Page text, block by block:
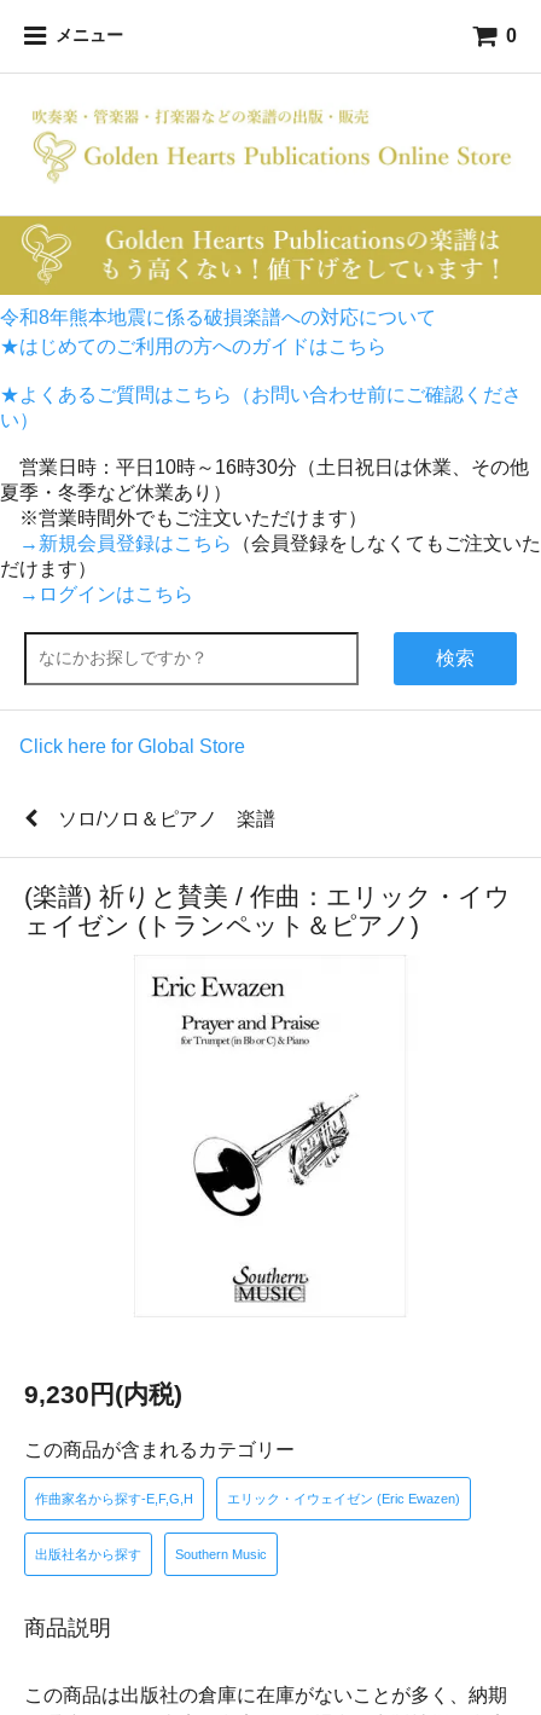
メニュー 0
令和8年熊本地震に係る破損楽譜への対応について
★はじめてのご利用の方へのガイドはこちら
★よくあるご質問はこちら（お問い合わせ前にご確認くださ
い）
営業日時：平日10時～16時30分（土日祝日は休業、その他
夏季・冬季など休業あり）
※営業時間外でもご注文いただけます）
→新規会員登録はこちら
（会員登録をしなくてもご注文いた
だけます）
→ログインはこちら
検索
Click here for Global Store
ソロ/ソロ＆ピアノ 楽譜
(楽譜) 祈りと賛美 / 作曲：エリック・イウ
ェイゼン (トランペット＆ピアノ)
9,230円(内税)
この商品が含まれるカテゴリー
作曲家名から探す-E,F,G,H エリック・イウェイゼン (Eric Ewazen)
出版社名から探す Southern Music
商品説明
この商品は出版社の倉庫に在庫がないことが多く、納期